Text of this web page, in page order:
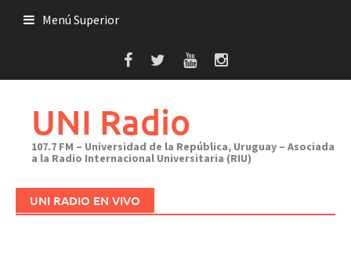
Menú Superior
UNI Radio
107.7 FM – Universidad de la República, Uruguay – Asociada
a la Radio Internacional Universitaria (RIU)
UNI RADIO EN VIVO